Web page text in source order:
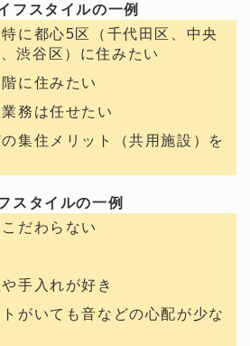
フスタイルの一例
に都心5区（千代田区、中央
渋谷区）に住みたい
に住みたい
務は任せたい
集住メリット（共用施設）を
スタイルの一例
だわらない
手入れが好き
がいても音などの心配が少な